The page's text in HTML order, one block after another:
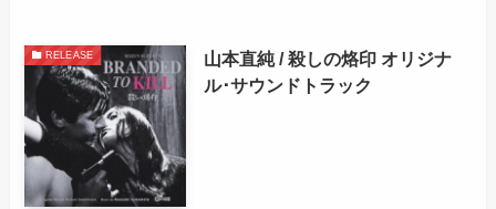
RELEASE
山本直純 / 殺しの烙印 オリジナ
ル･サウンドトラック